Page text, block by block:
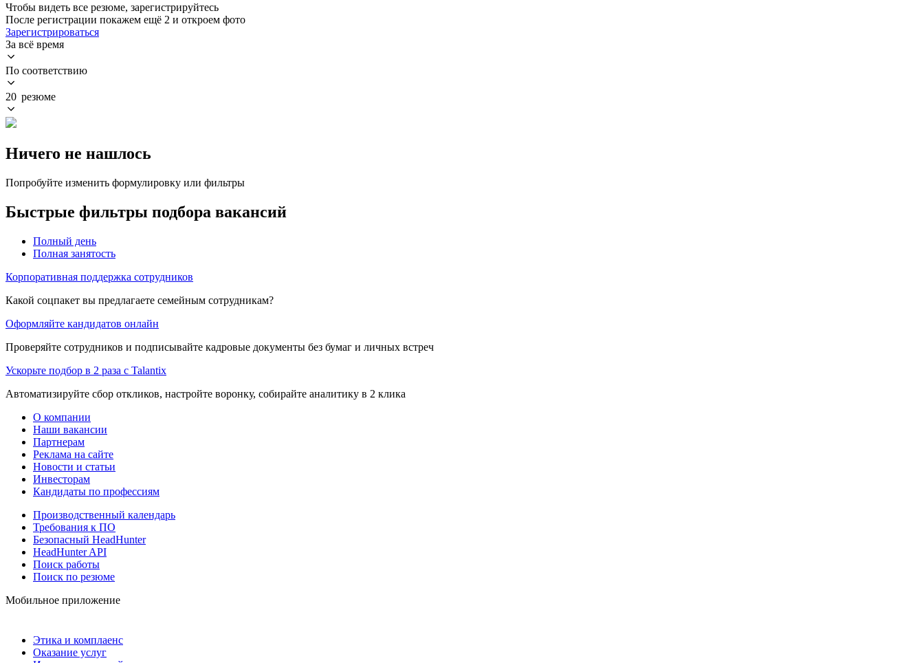
Чтобы видеть все резюме, зарегистрируйтесь
После регистрации покажем ещё 2 и откроем фото
Зарегистрироваться
За всё время
По соответствию
20 резюме
Ничего не нашлось
Попробуйте изменить формулировку или фильтры
Быстрые фильтры подбора вакансий
Полный день
Полная занятость
Корпоративная поддержка сотрудников
Какой соцпакет вы предлагаете семейным сотрудникам?
Оформляйте кандидатов онлайн
Проверяйте сотрудников и подписывайте кадровые документы без бумаг и личных встреч
Ускорьте подбор в 2 раза с Talantix
Автоматизируйте сбор откликов, настройте воронку, собирайте аналитику в 2 клика
О компании
Наши вакансии
Партнерам
Реклама на сайте
Новости и статьи
Инвесторам
Кандидаты по профессиям
Производственный календарь
Требования к ПО
Безопасный HeadHunter
HeadHunter API
Поиск работы
Поиск по резюме
Мобильное приложение
Этика и комплаенс
Оказание услуг